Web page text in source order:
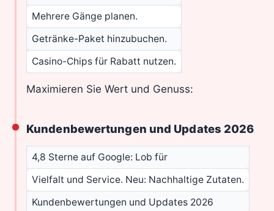
Mehrere Gänge planen.
Getränke-Paket hinzubuchen.
Casino-Chips für Rabatt nutzen.
Maximieren Sie Wert und Genuss:
Kundenbewertungen und Updates 2026
4,8 Sterne auf Google: Lob für
Vielfalt und Service. Neu: Nachhaltige Zutaten.
Kundenbewertungen und Updates 2026